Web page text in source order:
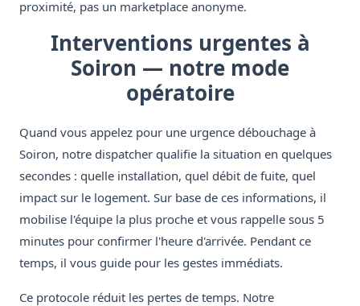
proximité, pas un marketplace anonyme.
Interventions urgentes à
Soiron — notre mode
opératoire
Quand vous appelez pour une urgence débouchage à
Soiron, notre dispatcher qualifie la situation en quelques
secondes : quelle installation, quel débit de fuite, quel
impact sur le logement. Sur base de ces informations, il
mobilise l'équipe la plus proche et vous rappelle sous 5
minutes pour confirmer l'heure d'arrivée. Pendant ce
temps, il vous guide pour les gestes immédiats.
Ce protocole réduit les pertes de temps. Notre